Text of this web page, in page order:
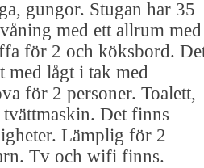
gungor. Stugan har 35
med ett allrum med
för 2 och köksbord.
med lågt i tak med
för 2 personer. Toalett,
Det finns
Lämplig för 2
Tv och wifi finns.